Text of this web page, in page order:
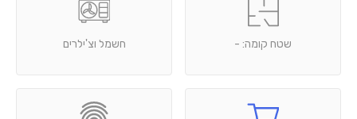
שטח קומה: - חשמל וצ'ילרים